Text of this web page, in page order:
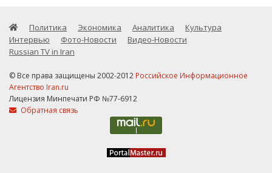
Политика Экономика Аналитика
Культура
Интервью
Фото-Новости
Видео-Новости
Russian TV in Iran
© Все права защищены 2002-2012 Российское Информационное
Агентство Iran.ru
Лицензия Минпечати РФ №77-6912
Обратная связь